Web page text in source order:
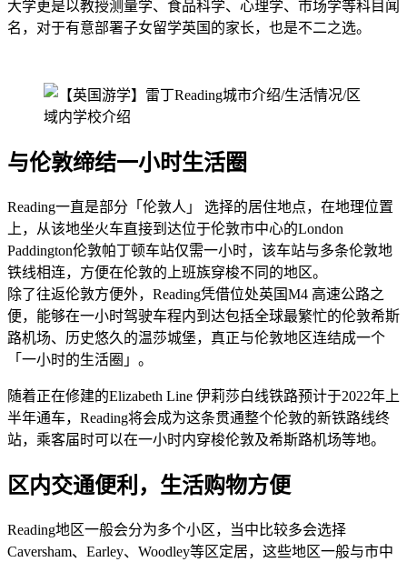
大学更是以教授测量学、食品科学、心理学、市场学等科目闻
名，对于有意部署子女留学英国的家长，也是不二之选。
与伦敦缔结一小时生活圈
Reading一直是部分「伦敦人」 选择的居住地点，在地理位置
上，从该地坐火车直接到达位于伦敦市中心的London
Paddington伦敦帕丁顿车站仅需一小时，该车站与多条伦敦地
铁线相连，方便在伦敦的上班族穿梭不同的地区。
除了往返伦敦方便外，Reading凭借位处英国M4 高速公路之
便，能够在一小时驾驶车程内到达包括全球最繁忙的伦敦希斯
路机场、历史悠久的温莎城堡，真正与伦敦地区连结成一个
「一小时的生活圈」。
随着正在修建的Elizabeth Line 伊莉莎白线铁路预计于2022年上
半年通车，Reading将会成为这条贯通整个伦敦的新铁路线终
站，乘客届时可以在一小时内穿梭伦敦及希斯路机场等地。
区内交通便利，生活购物方便
Reading地区一般会分为多个小区，当中比较多会选择
Caversham、Earley、Woodley等区定居，这些地区一般与市中